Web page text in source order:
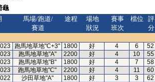
龜
馬場/跑道/
賽道
途程
場地
狀況
賽事
班次
檔位
評
分
跑馬地草地"C+3" 1800 好 4 6
52
跑馬地草地"A" 2200 好 4 10
55
跑馬地草地"B" 1800 好 4 7
58
跑馬地草地"C" 2200 好 4 11
60
沙田草地"A" 1800 好 3 3
62